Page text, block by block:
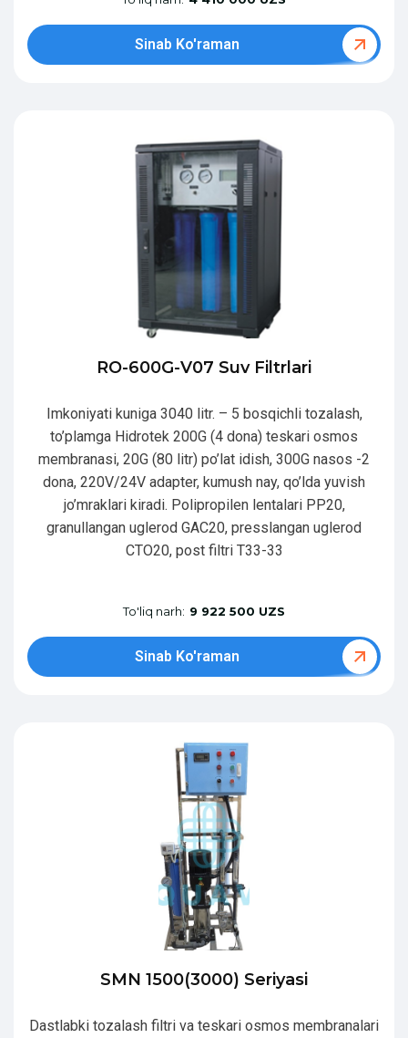
Sinab Ko'raman
RO-600G-V07 Suv Filtrlari
Imkoniyati kuniga 3040 litr. – 5 bosqichli tozalash,
to’plamga Hidrotek 200G (4 dona) teskari osmos
membranasi, 20G (80 litr) po’lat idish, 300G nasos -2
dona, 220V/24V adapter, kumush nay, qo’lda yuvish
jo’mraklari kiradi. Polipropilen lentalari PP20,
granullangan uglerod GAC20, presslangan uglerod
CTO20, post filtri T33-33
To'liq narh: 9 922 500 UZS
Sinab Ko'raman
SMN 1500(3000) Seriyasi
Dastlabki tozalash filtri va teskari osmos membranalari